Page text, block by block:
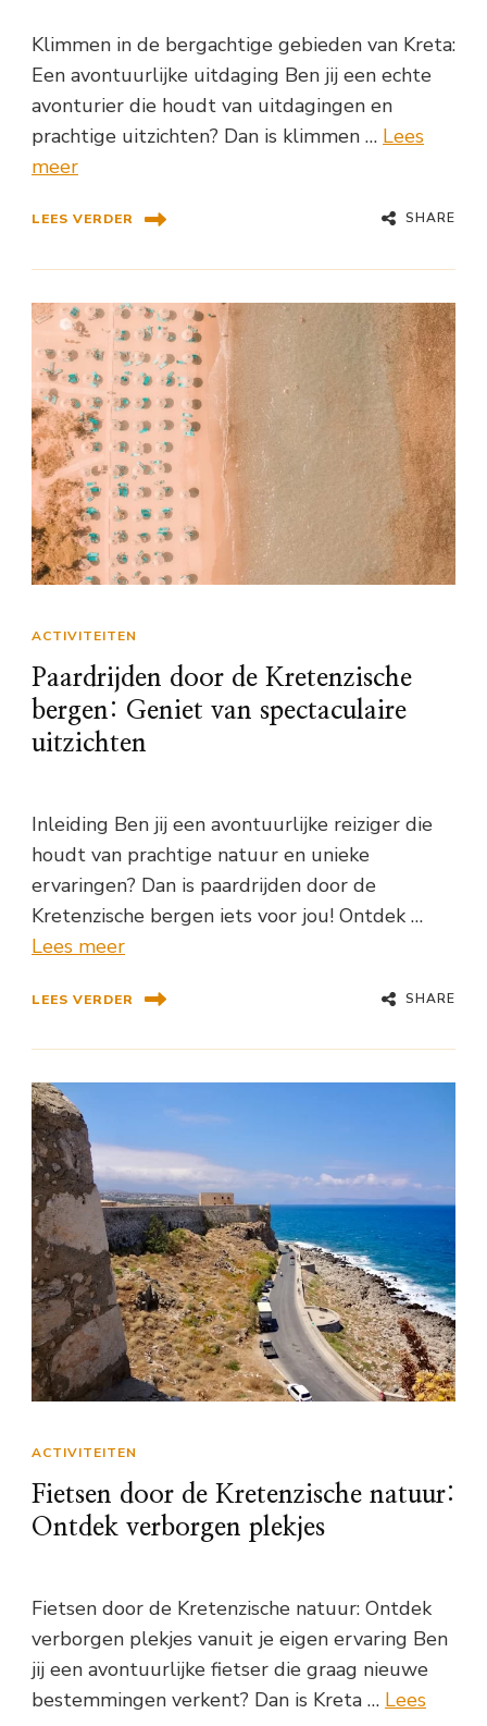
Klimmen in de bergachtige gebieden van Kreta:
Een avontuurlijke uitdaging Ben jij een echte
avonturier die houdt van uitdagingen en
prachtige uitzichten? Dan is klimmen … Lees
meer
LEES VERDER SHARE
ACTIVITEITEN
Paardrijden door de Kretenzische
bergen: Geniet van spectaculaire
uitzichten
Inleiding Ben jij een avontuurlijke reiziger die
houdt van prachtige natuur en unieke
ervaringen? Dan is paardrijden door de
Kretenzische bergen iets voor jou! Ontdek …
Lees meer
LEES VERDER SHARE
ACTIVITEITEN
Fietsen door de Kretenzische natuur:
Ontdek verborgen plekjes
Fietsen door de Kretenzische natuur: Ontdek
verborgen plekjes vanuit je eigen ervaring Ben
jij een avontuurlijke fietser die graag nieuwe
bestemmingen verkent? Dan is Kreta … Lees